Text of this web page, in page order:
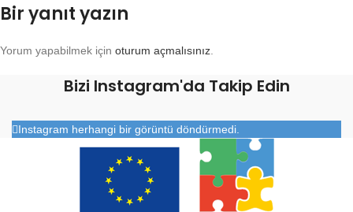
Bir yanıt yazın
Yorum yapabilmek için oturum açmalısınız
Bizi Instagram'da Takip Edin
Instagram herhangi bir görüntü döndürmedi.